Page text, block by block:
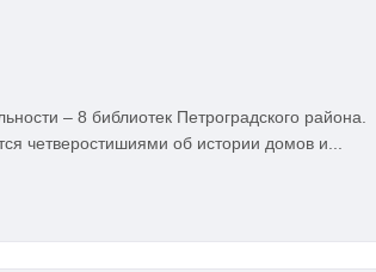
– 8 библиотек Петроградского
четверостишиями об истории домов и...